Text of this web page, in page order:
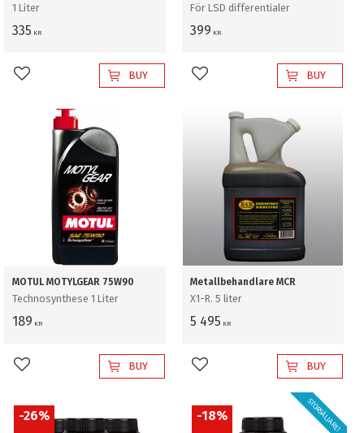
1 Liter
335 KR
Add to favorites BUY
För LSD differentialer
399 KR
Add to favorites BUY
MOTUL MOTYLGEAR 75W90
Technosynthese 1 Liter
189 KR
Add to favorites BUY
Metallbehandlare MCR
X1-R. 5 liter
5 495 KR
Add to favorites BUY
26% 18% STORSÄLJARE!